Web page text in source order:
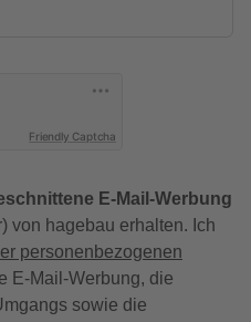
Friendly Captcha
E-Mail-Werbung
von hagebau erhalten. Ich
personenbezogenen
E-Mail-Werbung, die
sowie die